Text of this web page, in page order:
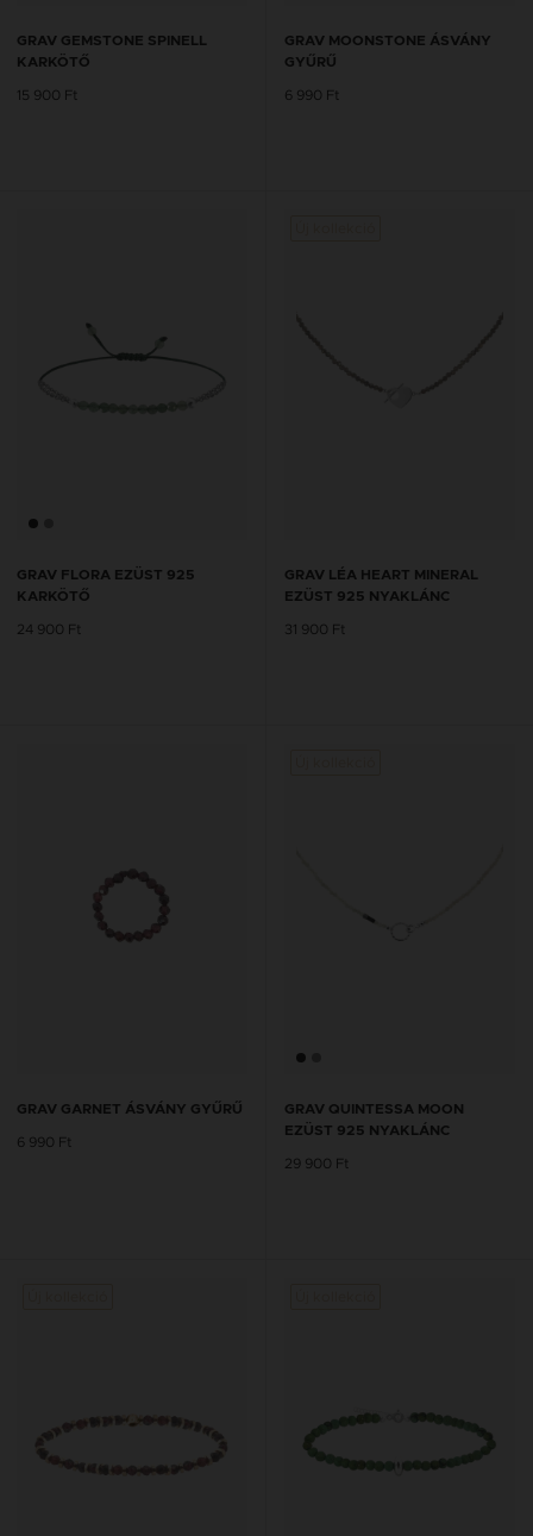
GRAV GEMSTONE SPINELL
KARKÖTŐ
15 900 Ft
GRAV MOONSTONE ÁSVÁNY
GYŰRŰ
6 990 Ft
GRAV FLORA EZÜST 925
KARKÖTŐ
24 900 Ft
GRAV LÉA HEART MINERAL
EZÜST 925 NYAKLÁNC
31 900 Ft
GRAV GARNET ÁSVÁNY GYŰRŰ
6 990 Ft
GRAV QUINTESSA MOON
EZÜST 925 NYAKLÁNC
29 900 Ft